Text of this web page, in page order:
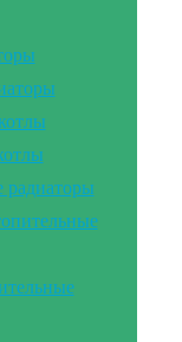
радиаторы